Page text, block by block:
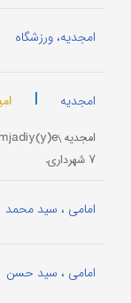
امجدیه، ورزشگاه
امجدیه |
۷ شهرداری.
امامی ، سید محمد
امامی ، سید حسن